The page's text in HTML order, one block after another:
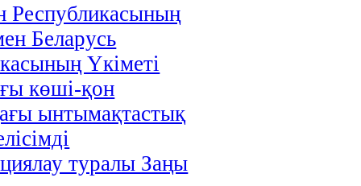
Республикасының
Беларусь
Үкіметі
көші-қон
ынтымақтастық
туралы Заңы